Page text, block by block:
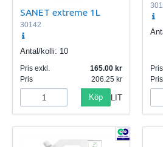
SANET extreme 1L
30142
Antal/kolli: 10
Pris exkl.
165.00
Pris
206.25
Köp LIT
Pris